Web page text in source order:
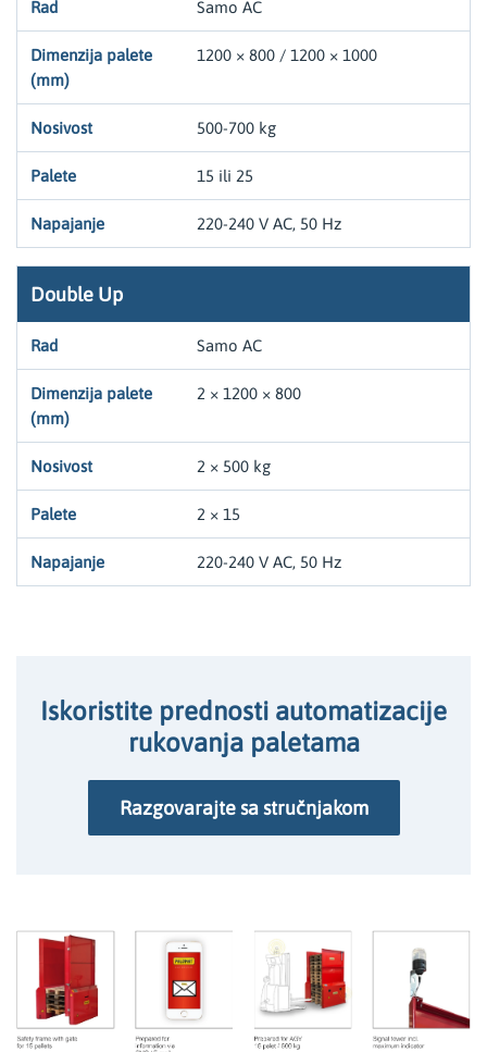
Samo AC
1200 × 800 / 1200 × 1000
500-700 kg
15 ili 25
220-240 V AC, 50 Hz
Double Up
Samo AC
2 × 1200 × 800
2 × 500 kg
2 × 15
220-240 V AC, 50 Hz
Iskoristite prednosti automatizacije
rukovanja paletama
Razgovarajte sa stručnjakom